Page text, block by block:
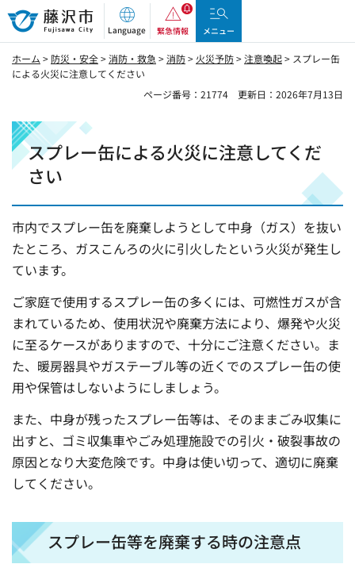
藤沢市
Language 緊急情報 メニュー
ホーム > 防災・安全>消防・救急 >消防> 火災予防>注意喚起> スプレー缶
による火災に注意してください
ページ番号：21774
更新日：2026年7月13日
スプレー缶による火災に注意してくだ
さい
市内でスプレー缶を廃棄しようとして中身（ガス）を抜い
たところ、ガスこんろの火に引火したという火災が発生し
ています。
ご家庭で使用するスプレー缶の多くには、可燃性ガスが含
まれているため、使用状況や廃棄方法により、爆発や火災
に至るケースがありますので、十分にご注意ください。ま
た、暖房器具やガステーブル等の近くでのスプレー缶の使
用や保管はしないようにしましょう。
また、中身が残ったスプレー缶等は、そのままごみ収集に
出すと、ゴミ収集車やごみ処理施設での引火・破裂事故の
原因となり大変危険です。中身は使い切って、適切に廃棄
してください。
スプレー缶等を廃棄する時の注意点